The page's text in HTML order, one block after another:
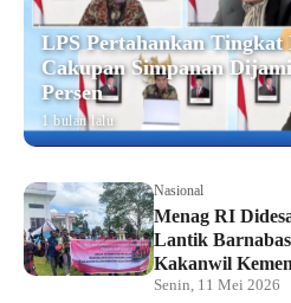
LPS Pertahankan Tingkat
Cakupan Simpanan
Persen
1 bulan lalu
Nasional
Menag RI
Lantik
Kakanwil
Senin, 11 Mei 2026